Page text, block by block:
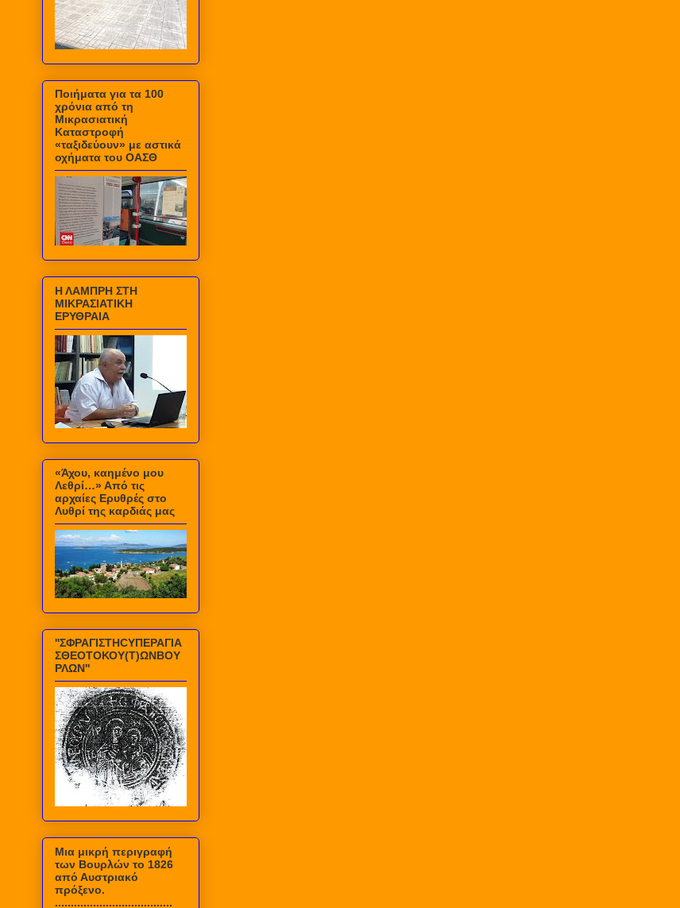
Ποιήματα για τα 100
χρόνια από τη
Μικρασιατική
Καταστροφή
«ταξιδεύουν» με αστικά
οχήματα του ΟΑΣΘ
Η ΛΑΜΠΡΗ ΣΤΗ
ΜΙΚΡΑΣΙΑΤΙΚΗ
ΕΡΥΘΡΑΙΑ
«Άχου, καημένο μου
Λεθρί…» Από τις
αρχαίες Ερυθρές στο
Λυθρί της καρδιάς μας
''ΣΦΡΑΓΙΣΤΗCΥΠΕΡΑΓΙΑ
ΣΘΕΟΤΟΚΟΥ(Τ)ΩΝΒΟΥ
ΡΛΩΝ''
Mια μικρή περιγραφή
των Βουρλών το 1826
από Αυστριακό
πρόξενο.
.....................................